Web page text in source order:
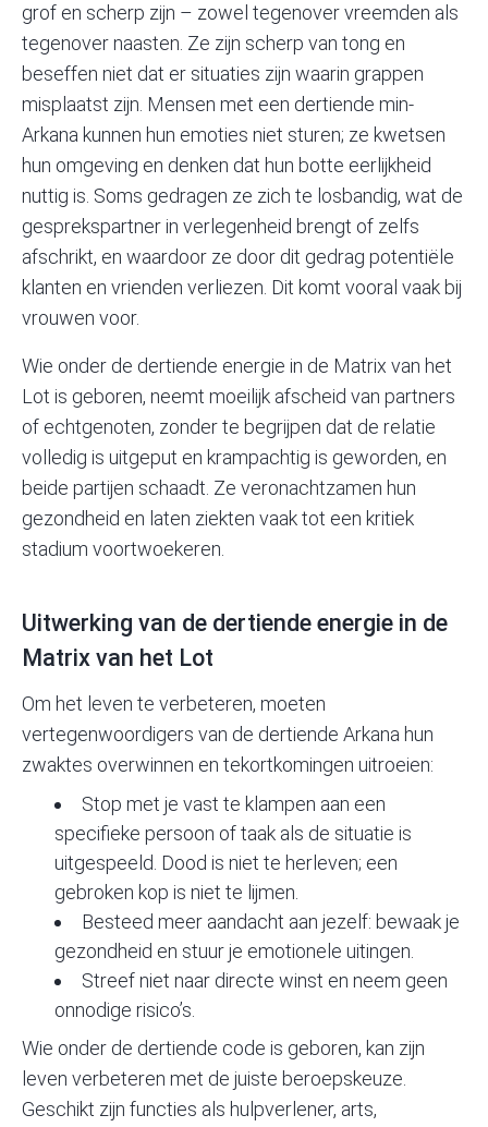
grof en scherp zijn – zowel tegenover vreemden als
tegenover naasten. Ze zijn scherp van tong en
beseffen niet dat er situaties zijn waarin grappen
misplaatst zijn. Mensen met een dertiende min-
Arkana kunnen hun emoties niet sturen; ze kwetsen
hun omgeving en denken dat hun botte eerlijkheid
nuttig is. Soms gedragen ze zich te losbandig, wat de
gesprekspartner in verlegenheid brengt of zelfs
afschrikt, en waardoor ze door dit gedrag potentiële
klanten en vrienden verliezen. Dit komt vooral vaak bij
vrouwen voor.
Wie onder de dertiende energie in de Matrix van het
Lot is geboren, neemt moeilijk afscheid van partners
of echtgenoten, zonder te begrijpen dat de relatie
volledig is uitgeput en krampachtig is geworden, en
beide partijen schaadt. Ze veronachtzamen hun
gezondheid en laten ziekten vaak tot een kritiek
stadium voortwoekeren.
Uitwerking van de dertiende energie in de
Matrix van het Lot
Om het leven te verbeteren, moeten
vertegenwoordigers van de dertiende Arkana hun
zwaktes overwinnen en tekortkomingen uitroeien:
Stop met je vast te klampen aan een
specifieke persoon of taak als de situatie is
uitgespeeld. Dood is niet te herleven; een
gebroken kop is niet te lijmen.
Besteed meer aandacht aan jezelf: bewaak je
gezondheid en stuur je emotionele uitingen.
Streef niet naar directe winst en neem geen
onnodige risico’s.
Wie onder de dertiende code is geboren, kan zijn
leven verbeteren met de juiste beroepskeuze.
Geschikt zijn functies als hulpverlener, arts,